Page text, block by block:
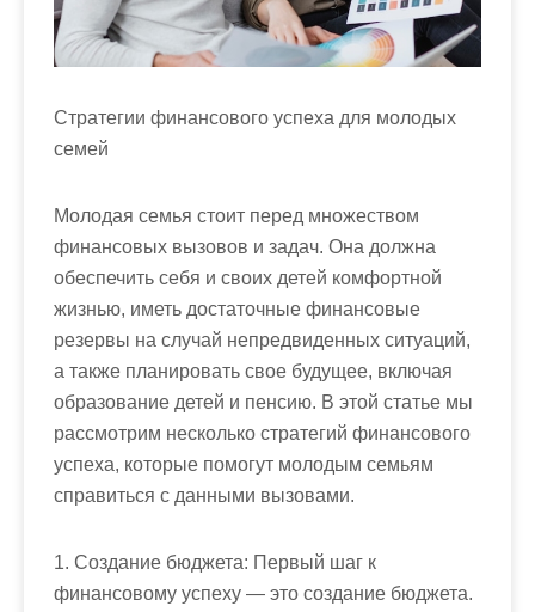
Стратегии финансового успеха для молодых
семей
Молодая семья стоит перед множеством
финансовых вызовов и задач. Она должна
обеспечить себя и своих детей комфортной
жизнью, иметь достаточные финансовые
резервы на случай непредвиденных ситуаций,
а также планировать свое будущее, включая
образование детей и пенсию. В этой статье мы
рассмотрим несколько стратегий финансового
успеха, которые помогут молодым семьям
справиться с данными вызовами.
1. Создание бюджета: Первый шаг к
финансовому успеху — это создание бюджета.